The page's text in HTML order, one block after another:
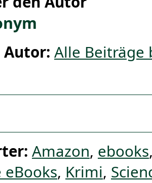
Autor: Alle Beiträge
Amazon, ebooks
, Krimi,